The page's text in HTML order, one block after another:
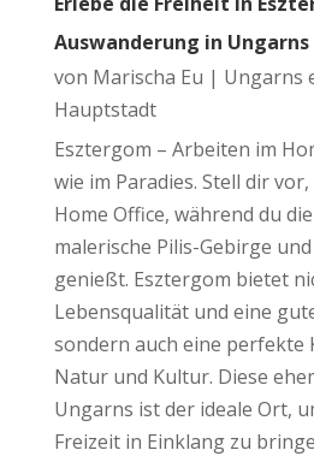
Auswanderung in
von Marischa Eu | Ungarns
Hauptstadt
Esztergom – Arbeiten im
wie im Paradies. Stell dir
Home Office, während du
malerische Pilis-Gebirge
genießt. Esztergom bietet
Lebensqualität und eine
sondern auch eine perfekte
Natur und Kultur. Diese
Ungarns ist der ideale Ort,
Freizeit in Einklang zu